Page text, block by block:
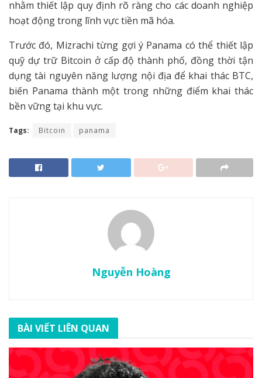
nhằm thiết lập quy định rõ ràng cho các doanh nghiệp
hoạt động trong lĩnh vực tiền mã hóa.
Trước đó, Mizrachi từng gợi ý Panama có thể thiết lập
quỹ dự trữ Bitcoin ở cấp độ thành phố, đồng thời tận
dụng tài nguyên năng lượng nội địa để khai thác BTC,
biến Panama thành một trong những điểm khai thác
bền vững tại khu vực.
Tags: Bitcoin panama
Nguyễn Hoàng
BÀI VIẾT LIÊN QUAN